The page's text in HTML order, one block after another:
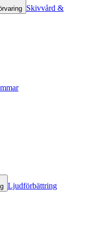
Skivvård &
Ljudförbättring